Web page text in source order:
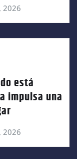
2026
está
impulsa una
2026